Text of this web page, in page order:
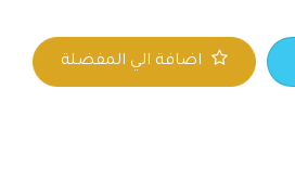
اضافة الي المفضلة